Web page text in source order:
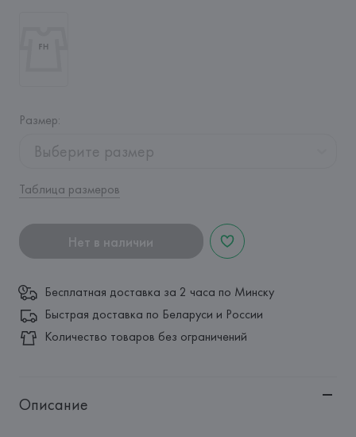
Размер:
Выберите размер
Таблица размеров
Нет в наличии
Бесплатная доставка за 2 часа по Минску
Быстрая доставка по Беларуси и России
Количество товаров без ограничений
Описание